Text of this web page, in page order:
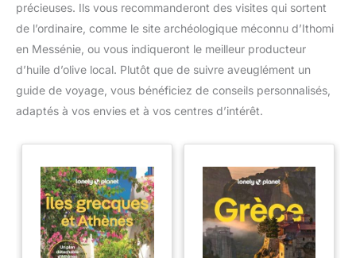
précieuses. Ils vous recommanderont des visites qui sortent
de l’ordinaire, comme le site archéologique méconnu d’Ithomi
en Messénie, ou vous indiqueront le meilleur producteur
d’huile d’olive local. Plutôt que de suivre aveuglément un
guide de voyage, vous bénéficiez de conseils personnalisés,
adaptés à vos envies et à vos centres d’intérêt.